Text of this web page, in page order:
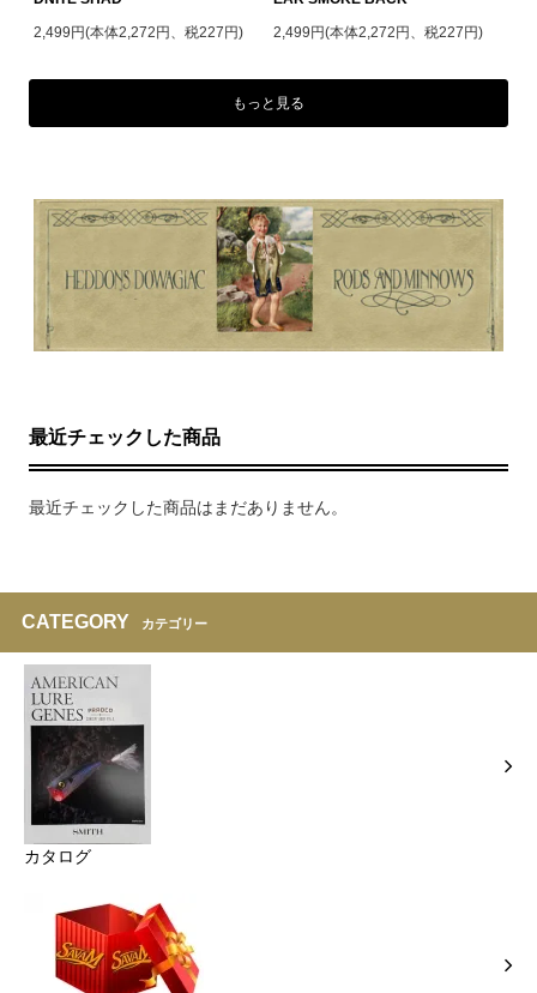
2,499円(本体2,272円、税227円)
2,499円(本体2,272円、税227円)
もっと見る
最近チェックした商品
最近チェックした商品はまだありません。
CATEGORY カテゴリー
カタログ